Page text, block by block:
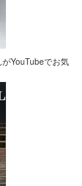
YouTubeでお気